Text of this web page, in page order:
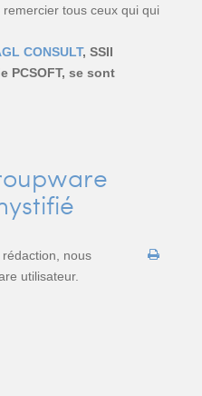
tous ceux qui qui
CONSULT, SSII
PCSOFT, se sont
nous
utilisateur.